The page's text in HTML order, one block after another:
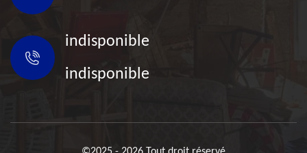
indisponible
indisponible